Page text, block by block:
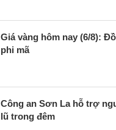
Giá vàng hôm nay (6/8):
phi mã
Công an Sơn La hỗ trợ
lũ trong đêm